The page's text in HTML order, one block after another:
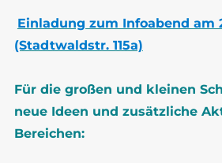
Einladung zum Infoabend am
(Stadtwaldstr. 115a)
Für die großen und kleinen
neue Ideen und zusätzliche
Bereichen: